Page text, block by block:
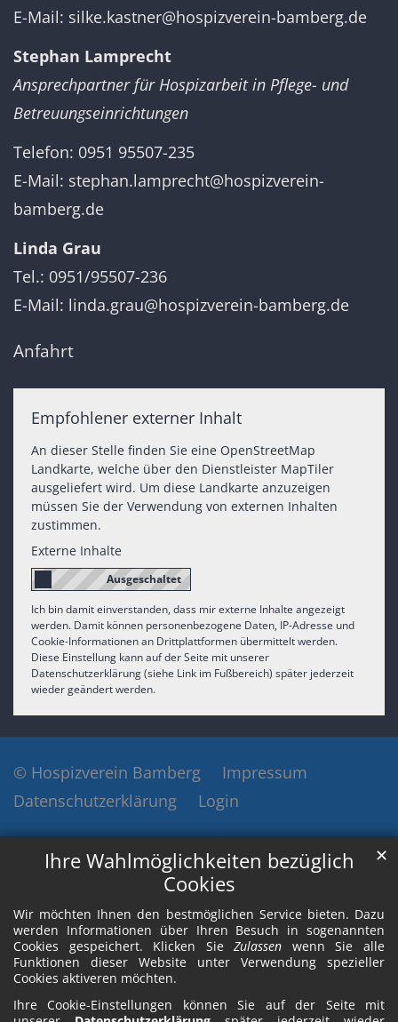
Ihre Wahlmöglichkeiten bezüglich
Cookies
Wir möchten Ihnen den bestmöglichen Service bieten. Dazu
werden Informationen über Ihren Besuch in sogenannten
Cookies gespeichert. Klicken SieZulassen wenn Sie alle
Funktionen dieser Website unter Verwendung spezieller
Cookies aktiveren möchten.
Ihre Cookie-Einstellungen können Sie auf der Seite mit
✕
E-Mail: silke.kastner@hospizverein-bamberg.de
Stephan Lamprecht
Ansprechpartner für Hospizarbeit in Pflege- und
Betreuungseinrichtungen
Telefon: 0951 95507-235
E-Mail: stephan.lamprecht@hospizverein-
bamberg.de
Linda Grau
Tel.: 0951/95507-236
E-Mail: linda.grau@hospizverein-bamberg.de
Anfahrt
Empfohlener externer Inhalt
An dieser Stelle finden Sie eine OpenStreetMap
Landkarte, welche über den Dienstleister MapTiler
ausgeliefert wird. Um diese Landkarte anzuzeigen
müssen Sie der Verwendung von externen Inhalten
zustimmen.
Externe Inhalte
Ich bin damit einverstanden, dass mir externe Inhalte angezeigt
werden. Damit können personenbezogene Daten, IP-Adresse und
Cookie-Informationen an Drittplattformen übermittelt werden.
Diese Einstellung kann auf der Seite mit unserer
Datenschutzerklärung (siehe Link im Fußbereich) später jederzeit
wieder geändert werden.
© Hospizverein Bamberg
Impressum
Datenschutzerklärung
Login